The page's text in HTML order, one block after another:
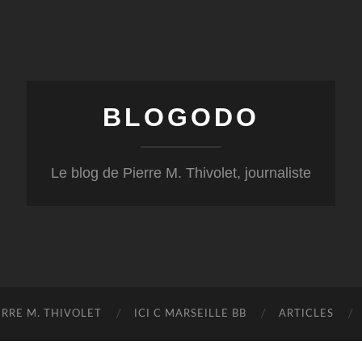
BLOGODO
Le blog de Pierre M. Thivolet, journaliste
M. THIVOLET ICI C MARSEILLE BB ARTICLES